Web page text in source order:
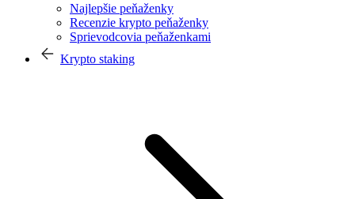
Najlepšie peňaženky
Recenzie krypto peňaženky
Sprievodcovia peňaženkami
Krypto staking